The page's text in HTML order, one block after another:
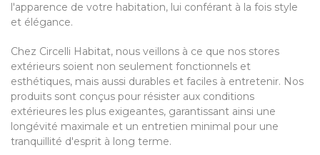
l'apparence de votre habitation, lui conférant à la fois style
et élégance.
Chez Circelli Habitat, nous veillons à ce que nos stores
extérieurs soient non seulement fonctionnels et
esthétiques, mais aussi durables et faciles à entretenir. Nos
produits sont conçus pour résister aux conditions
extérieures les plus exigeantes, garantissant ainsi une
longévité maximale et un entretien minimal pour une
tranquillité d'esprit à long terme.